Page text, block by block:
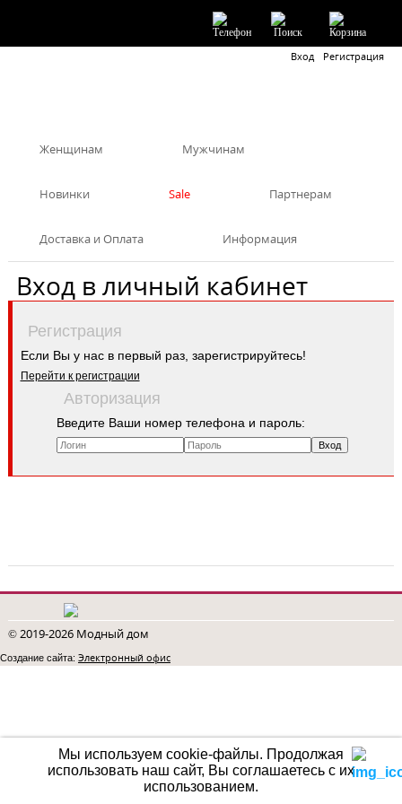
Вход Регистрация
Женщинам Мужчинам
Новинки Sale Партнерам
Доставка и Оплата Информация
Вход в личный кабинет
Регистрация
Если Вы у нас в первый раз, зарегистрируйтесь!
Перейти к регистрации
Авторизация
Введите Ваши номер телефона и пароль:
© 2019-2026 Модный дом
Создание сайта: Электронный офис
Мы используем cookie-файлы. Продолжая
использовать наш сайт, Вы соглашаетесь с их
использованием.